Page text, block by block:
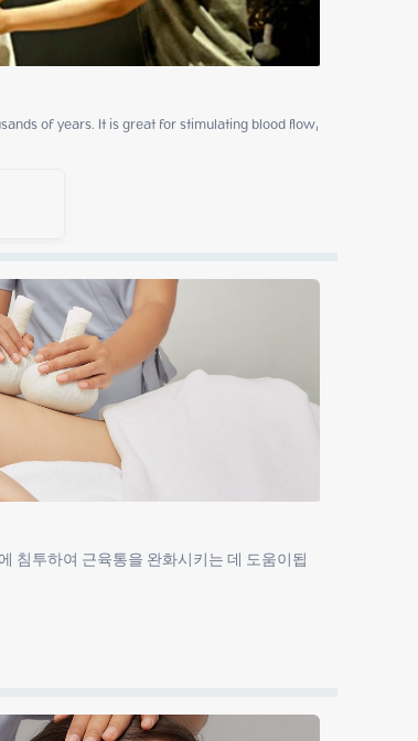
of years. It is great for stimulating blood flow,
침투하여 근육통을 완화시키는 데 도움이됩